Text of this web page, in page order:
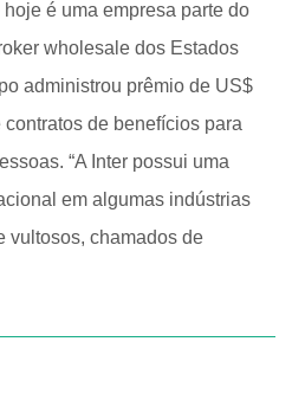
é uma empresa parte do
wholesale dos Estados
administrou prêmio de US$
de benefícios para
“A Inter possui uma
em algumas indústrias
vultosos, chamados de